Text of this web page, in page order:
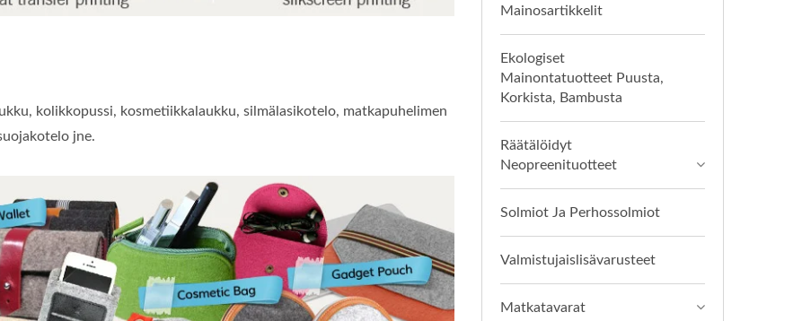
kolikkopussi, kosmetiikkalaukku, silmälasikotelo, matkapuhelimen
jne.
Mainosartikkelit
Ekologiset
Mainontatuotteet Puusta,
Korkista, Bambusta
Räätälöidyt
Neopreenituotteet
Solmiot Ja Perhossolmiot
Valmistujaislisävarusteet
Matkatavarat